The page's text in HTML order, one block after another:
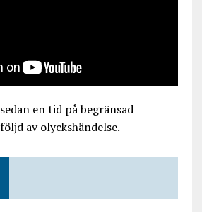
en tid på begränsad
av olyckshändelse.